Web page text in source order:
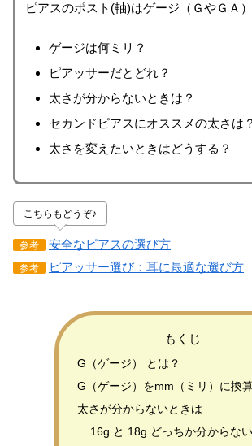
ピアスのポスト(軸)はゲージ（ＧやＧＡ
ゲージは何ミリ？
ピアッサーだとどれ？
太さが分からないときは？
セカンドピアスにオススメの太さは？
太さを変えたいときはどうする？
こちらもどうぞ♪
参考 安全なピアスの選び方
参考 ピアッサー選び：耳に最適な選び方
もくじ
G（ゲージ） とは？
G（ゲージ）をmm（ミリ）に換
太さが分からないときは
16g と 18g どっちか分からない